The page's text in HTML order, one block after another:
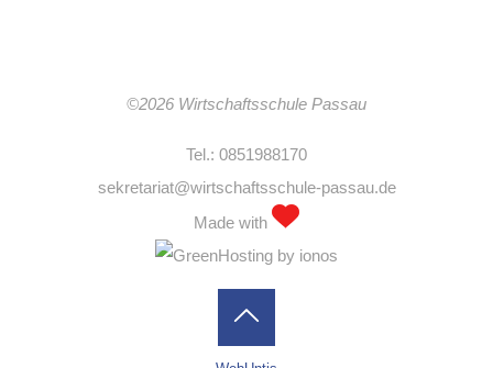
©2026 Wirtschaftsschule Passau
Tel.: 0851988170
sekretariat@wirtschaftsschule-passau.de
Made with